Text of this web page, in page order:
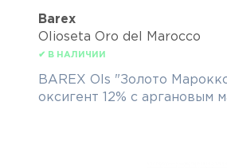
Barex
Olioseta Oro del Marocco
✔ В НАЛИЧИИ
BAREX Ols "Золото
оксигент 12% с аргановым